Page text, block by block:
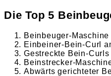
Die Top 5
Beinbeuger-
Einbeiner-Bein-Curl
Gestreckte Bein-
Beinstrecker-
Abwärts gerichteter